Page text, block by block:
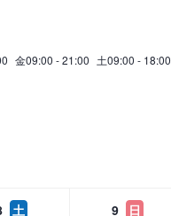
金09:00 - 21:00 土09:00 - 18:00
土 9 日